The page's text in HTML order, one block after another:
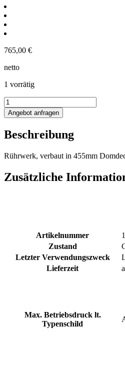
765,00 €
netto
1 vorrätig
IBC
Rührwerk
Menge
Angebot anfragen
Beschreibung
Rührwerk, verbaut in 455mm
Zusätzliche
Artikelnummer
Zustand
Letzter Verwendungszweck
Lieferzeit
Max. Betriebsdruck lt.
Typenschild